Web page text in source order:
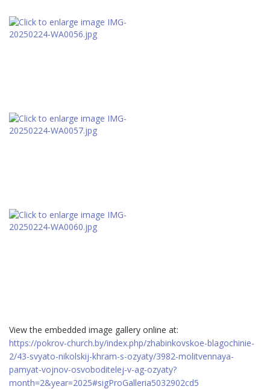
View the embedded image gallery online at:
https://pokrov-church.by/index.php/zhabinkovskoe-blagochinie-
2/43-svyato-nikolskij-khram-s-ozyaty/3982-molitvennaya-
pamyat-vojnov-osvoboditelej-v-ag-ozyaty?
month=2&year=2025#sigProGalleria5032902cd5